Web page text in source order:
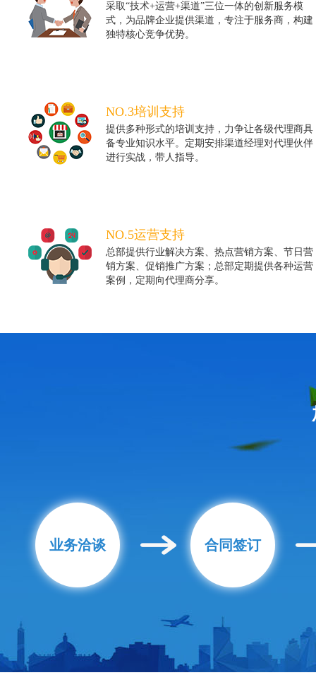
采取“技术+运营+渠道”三位一体的创新服务模
式，为品牌企业提供渠道，专注于服务商，构建
独特核心竞争优势。
NO.3培训支持
提供多种形式的培训支持，力争让各级代理商具
备专业知识水平。定期安排渠道经理对代理伙伴
进行实战，带人指导。
NO.5运营支持
总部提供行业解决方案、热点营销方案、节日营
销方案、促销推广方案；总部定期提供各种运营
案例，定期向代理商分享。
业务洽谈 合同签订